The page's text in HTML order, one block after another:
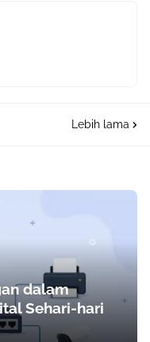
Lebih lama
dalam
Sehari-hari